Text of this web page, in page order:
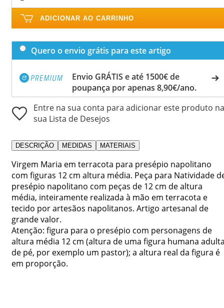
ADICIONAR AO CARRINHO
Quero o envio grátis para este artigo
Envio GRÁTIS e até 1500€ de
poupança por apenas 8,90€/ano.
Entre na sua conta para adicionar este produto na
sua Lista de Desejos
DESCRIÇÃO MEDIDAS MATERIAIS
Virgem Maria em terracota para presépio napolitano
com figuras 12 cm altura média. Peça para Natividade
presépio napolitano com peças de 12 cm de altura
média, inteiramente realizada à mão em terracota e
tecido por artesãos napolitanos. Artigo artesanal de
grande valor.
Atenção: figura para o presépio com personagens de
altura média 12 cm (altura de uma figura humana
de pé, por exemplo um pastor); a altura real da figura é
em proporção.